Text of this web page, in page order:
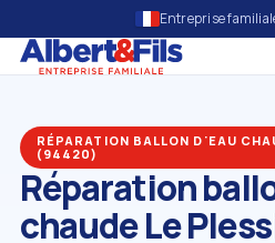
Entreprise
RÉPARATION BALLON D'EAU
(94420)
Réparation
chaude Le